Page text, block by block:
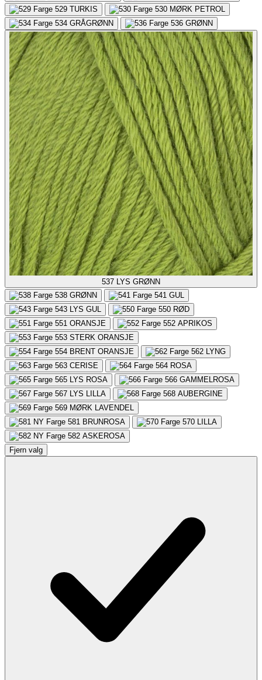
529 TURKIS 530 MØRK PETROL
534 GRÅGRØNN 536 GRØNN
537 LYS GRØNN
538 GRØNN 541 GUL
543 LYS GUL 550 RØD
551 ORANSJE 552 APRIKOS
553 STERK ORANSJE
554 BRENT ORANSJE 562 LYNG
563 CERISE 564 ROSA
565 LYS ROSA 566 GAMMELROSA
567 LYS LILLA 568 AUBERGINE
569 MØRK LAVENDEL
581 BRUNROSA 570 LILLA
582 ASKEROSA
Fjern valg